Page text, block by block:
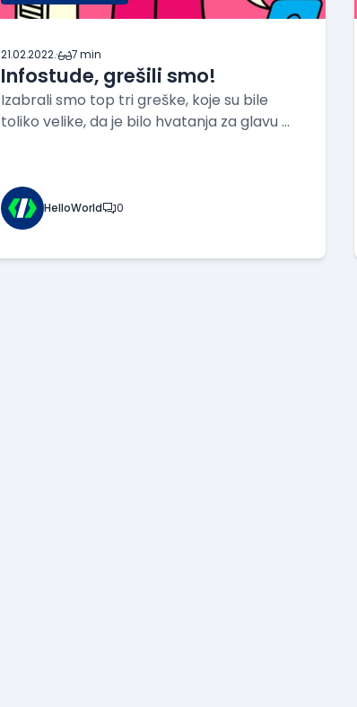
21.02.2022.· 7 min
Infostude, grešili smo!
Izabrali smo top tri greške, koje su bile
toliko velike, da je bilo hvatanja za glavu u
HelloWorld 0